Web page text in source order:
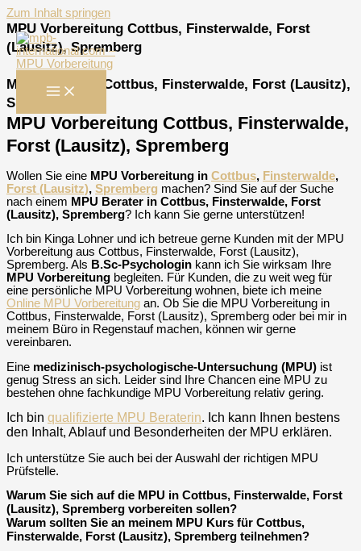
Zum Inhalt springen
MPU Vorbereitung Cottbus, Finsterwalde, Forst
(Lausitz), Spremberg
MPU Beratung Cottbus, Finsterwalde, Forst (Lausitz),
Spremberg
MPU Vorbereitung Cottbus, Finsterwalde,
Forst (Lausitz), Spremberg
Wollen Sie eine MPU Vorbereitung in Cottbus, Finsterwalde,
Forst (Lausitz), Spremberg machen? Sind Sie auf der Suche
nach einem MPU Berater in Cottbus, Finsterwalde, Forst
(Lausitz), Spremberg? Ich kann Sie gerne unterstützen!
Ich bin Kinga Lohner und ich betreue gerne Kunden mit der MPU
Vorbereitung aus Cottbus, Finsterwalde, Forst (Lausitz),
Spremberg. Als B.Sc-Psychologin kann ich Sie wirksam Ihre
MPU Vorbereitung begleiten. Für Kunden, die zu weit weg für
eine persönliche MPU Vorbereitung wohnen, biete ich meine
Online MPU Vorbereitung an. Ob Sie die MPU Vorbereitung in
Cottbus, Finsterwalde, Forst (Lausitz), Spremberg oder bei mir in
meinem Büro in Regenstauf machen, können wir gerne
vereinbaren.
Eine medizinisch-psychologische-Untersuchung (MPU) ist
genug Stress an sich. Leider sind Ihre Chancen eine MPU zu
bestehen ohne fachkundige MPU Vorbereitung relativ gering.
Ich bin qualifizierte MPU Beraterin. Ich kann Ihnen bestens
den Inhalt, Ablauf und Besonderheiten der MPU erklären.
Ich unterstütze Sie auch bei der Auswahl der richtigen MPU
Prüfstelle.
Warum Sie sich auf die MPU in Cottbus, Finsterwalde, Forst
(Lausitz), Spremberg vorbereiten sollen?
Warum sollten Sie an meinem MPU Kurs für Cottbus,
Finsterwalde, Forst (Lausitz), Spremberg teilnehmen?